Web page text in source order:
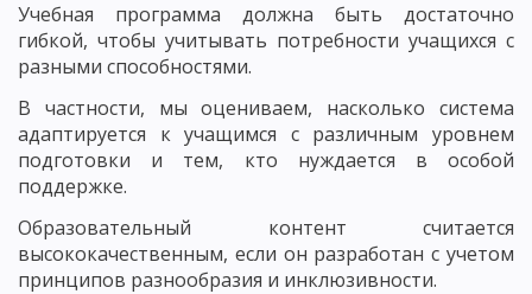
Учебная программа должна быть достаточно
гибкой, чтобы учитывать потребности учащихся с
разными способностями.
В частности, мы оцениваем, насколько система
адаптируется к учащимся с различным уровнем
подготовки и тем, кто нуждается в особой
поддержке.
Образовательный контент считается
высококачественным, если он разработан с учетом
принципов разнообразия и инклюзивности.